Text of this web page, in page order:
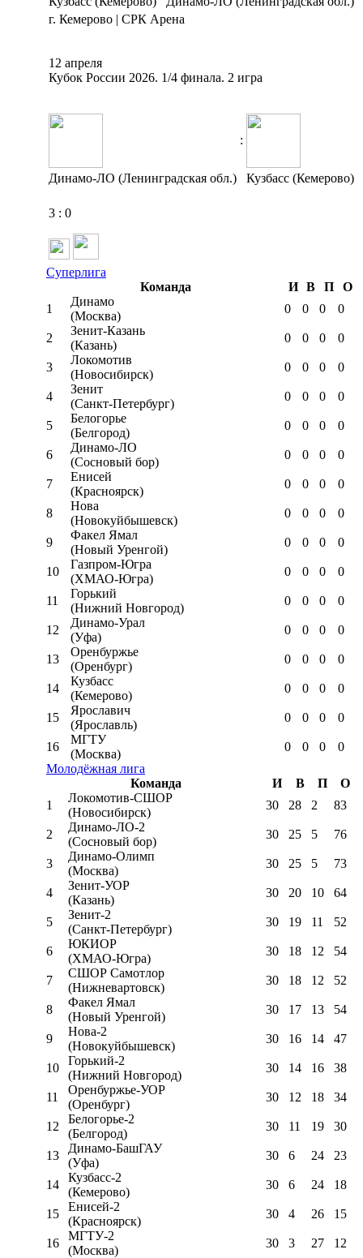
г. Кемерово | СРК Арена
12 апреля
Кубок России 2026. 1/4 финала. 2 игра
:
Динамо-ЛО (Ленинградская обл.) Кузбасс (Кемерово)
3 : 0
Суперлига
Команда
И В П
О
1
Динамо
(Москва)
0 0 0 0
2
Зенит-Казань
(Казань)
0 0 0 0
3
Локомотив
(Новосибирск)
0 0 0 0
4
Зенит
(Санкт-Петербург)
0 0 0 0
5
Белогорье
(Белгород)
0 0 0 0
6
Динамо-ЛО
(Сосновый бор)
0 0 0 0
7
Енисей
(Красноярск)
0 0 0 0
8
Нова
(Новокуйбышевск)
0 0 0 0
9
Факел Ямал
(Новый Уренгой)
0 0 0 0
10
Газпром-Югра
(ХМАО-Югра)
0 0 0 0
11
Горький
(Нижний Новгород)
0 0 0 0
12
Динамо-Урал
(Уфа)
0 0 0 0
13
Оренбуржье
(Оренбург)
0 0 0 0
14
Кузбасс
(Кемерово)
0 0 0 0
15
Ярославич
(Ярославль)
0 0 0 0
16
МГТУ
(Москва)
0 0 0
0
Молодёжная лига
Команда
И В П
О
1
Локомотив-CШОР
(Новосибирск)
30 28 2 83
2
Динамо-ЛО-2
(Сосновый бор)
30 25 5 76
3
Динамо-Олимп
(Москва)
30 25 5 73
4
Зенит-УОР
(Казань)
30 20 10 64
5
Зенит-2
(Санкт-Петербург)
30 19 11 52
6
ЮКИОР
(ХМАО-Югра)
30 18 12 54
7
СШОР Самотлор
(Нижневартовск)
30 18 12 52
8
Факел Ямал
(Новый Уренгой)
30 17 13 54
9
Нова-2
(Новокуйбышевск)
30 16 14 47
10
Горький-2
(Нижний Новгород)
30 14 16 38
11
Оренбуржье-УОР
(Оренбург)
30 12 18 34
12
Белогорье-2
(Белгород)
30 11 19 30
13
Динамо-БашГАУ
(Уфа)
30 6 24 23
14
Кузбасс-2
(Кемерово)
30 6 24 18
15
Енисей-2
(Красноярск)
30 4 26 15
16
МГТУ-2
(Москва)
30 3 27 12